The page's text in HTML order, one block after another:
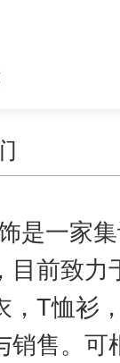
是一家
目前致力
，T恤衫
销售。可